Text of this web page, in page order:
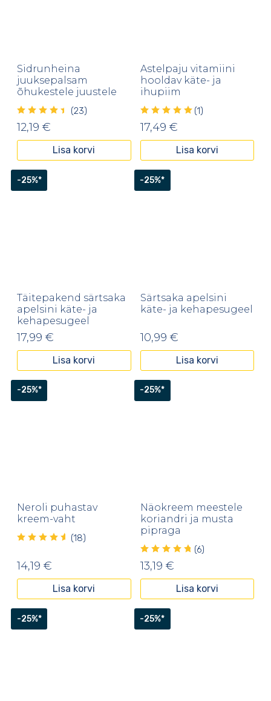
Sidrunheina
juuksepalsam
õhukestele juustele
(23)
12,19 €
Lisa korvi
Astelpaju vitamiini
hooldav käte- ja
ihupiim
(1)
17,49 €
Lisa korvi
-25%*
Täitepakend särtsaka
apelsini käte- ja
kehapesugeel
17,99 €
Lisa korvi
-25%*
Särtsaka apelsini
käte- ja kehapesugeel
10,99 €
Lisa korvi
-25%*
Neroli puhastav
kreem-vaht
(18)
14,19 €
Lisa korvi
-25%*
Näokreem meestele
koriandri ja musta
pipraga
(6)
13,19 €
Lisa korvi
-25%* -25%*